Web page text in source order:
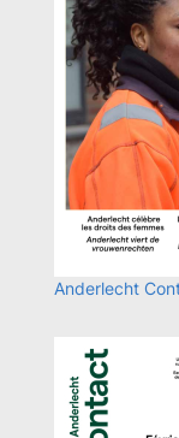
Anderlecht